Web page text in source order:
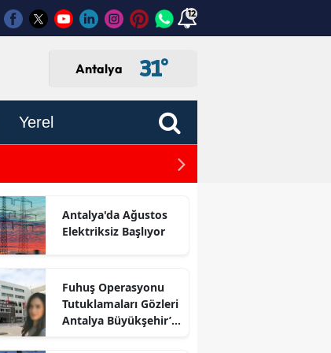
12
Antalya 31°
Yerel
Serik'te Seyir Halindeki
Antalya'da Ağustos
Elektriksiz Başlıyor
Fuhuş Operasyonu
Tutuklamaları Gözleri
Antalya Büyükşehir’e